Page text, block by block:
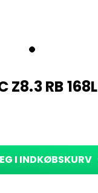
RB 168L
I INDKØBSKURV